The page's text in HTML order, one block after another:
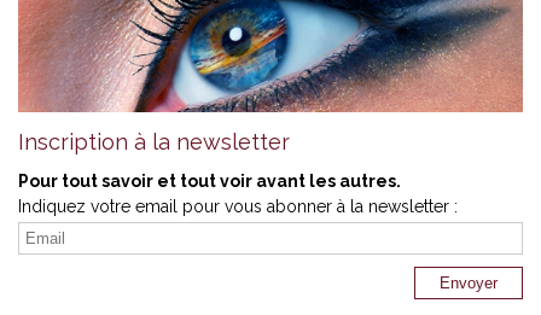
Inscription à la newsletter
Pour tout savoir et tout voir avant les autres.
Indiquez votre email pour vous abonner à la newsletter :